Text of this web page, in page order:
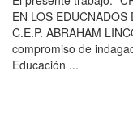
EN LOS
C.E.P. ABRAHAM
compromiso de
Educación ...